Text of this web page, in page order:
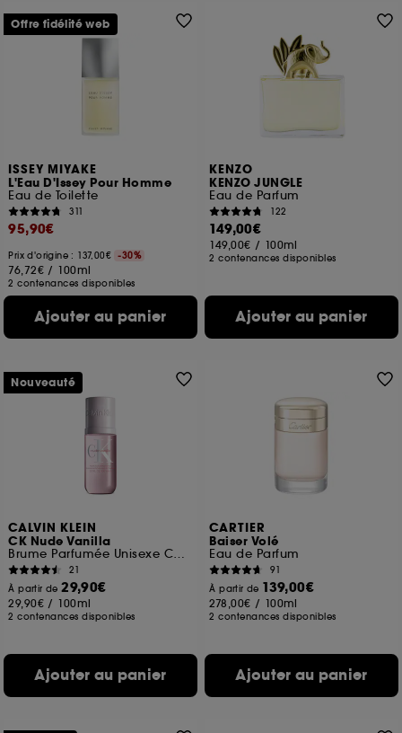
ISSEY MIYAKE
L'Eau D'Issey Pour Homme
Eau de Toilette
311
95,90€
Prix d'origine : 137,00€ -30%
76,72€ / 100ml
2 contenances disponibles
Ajouter au panier
Offre fidélité web
KENZO
KENZO JUNGLE
Eau de Parfum
122
149,00€
149,00€ / 100ml
2 contenances disponibles
Ajouter au panier
CALVIN KLEIN
CK Nude Vanilla
Brume Parfumée Unisexe Corps & Cheveux
21
À partir de29,90€
29,90€ / 100ml
2 contenances disponibles
Ajouter au panier
Nouveauté
CARTIER
Baiser Volé
Eau de Parfum
91
À partir de 139,00€
278,00€ / 100ml
2 contenances disponibles
Ajouter au panier